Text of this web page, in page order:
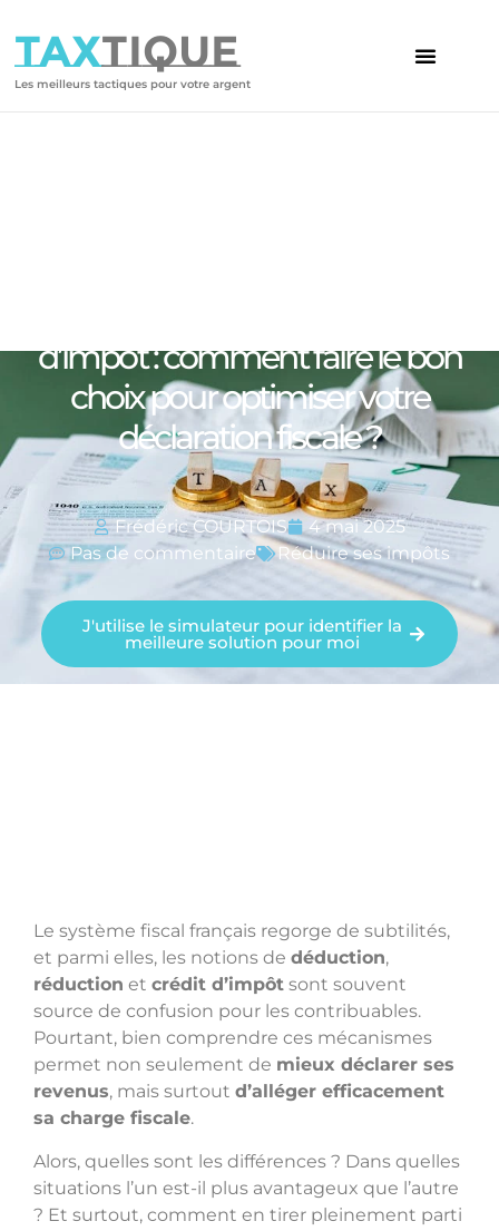
TAXTIQUE
Les meilleurs tactiques pour votre argent
d’impôt : comment faire le bon
choix pour optimiser votre
déclaration fiscale ?
Frédéric COURTOIS
4 mai 2025
Pas de commentaire
Réduire ses impôts
J'utilise le simulateur pour identifier la
meilleure solution pour moi
Le système fiscal français regorge de subtilités,
et parmi elles, les notions de déduction,
réduction et crédit d’impôt sont souvent
source de confusion pour les contribuables.
Pourtant, bien comprendre ces mécanismes
permet non seulement de mieux déclarer ses
revenus, mais surtout d’alléger efficacement
sa charge fiscale.
Alors, quelles sont les différences ? Dans quelles
situations l’un est-il plus avantageux que l’autre
? Et surtout, comment en tirer pleinement parti